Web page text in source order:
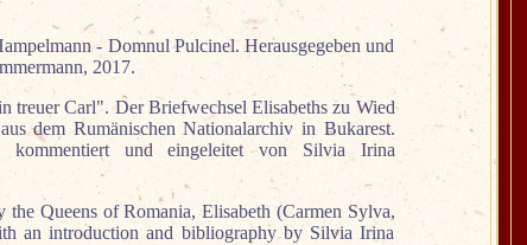
- Domnul Pulcinel. Herausgegeben und
2017.
treuer Carl". Der Briefwechsel Elisabeths zu Wied
dem Rumänischen Nationalarchiv in Bukarest.
kommentiert und eingeleitet von Silvia Irina
Queens of Romania, Elisabeth (Carmen Sylva,
an introduction and bibliography by Silvia Irina